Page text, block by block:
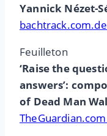
Yannick Nézet-
Feuilleton
‘Raise the
answers’:
of Dead Man